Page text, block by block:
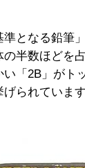
となる鉛筆
の半数ほどを
い「2B」がト
げられています